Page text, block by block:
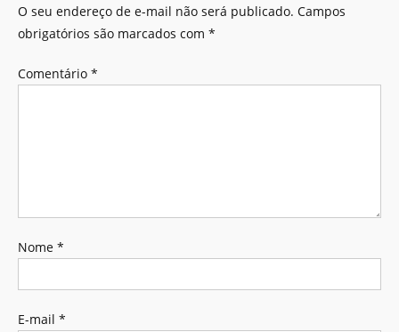
O seu endereço de e-mail não será publicado. Campos
obrigatórios são marcados com *
Comentário *
Nome *
E-mail *